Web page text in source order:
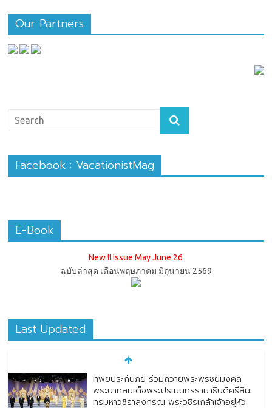
Our Partners
Facebook : VacationistMag
E-Book
New !! Issue May June 26
ฉบับล่าสุด เดือนพฤษภาคม มิถุนายน 2569
Last Updated
ทิพยประกันภัย ร่วมถวายพระพรชัยมงคล
พระบาทสมเด็จพระปรเมนทรรามาธิบดีศรีสิน
ทรมหาวชิราลงกรณ พระวชิรเกล้าเจ้าอยู่หัว